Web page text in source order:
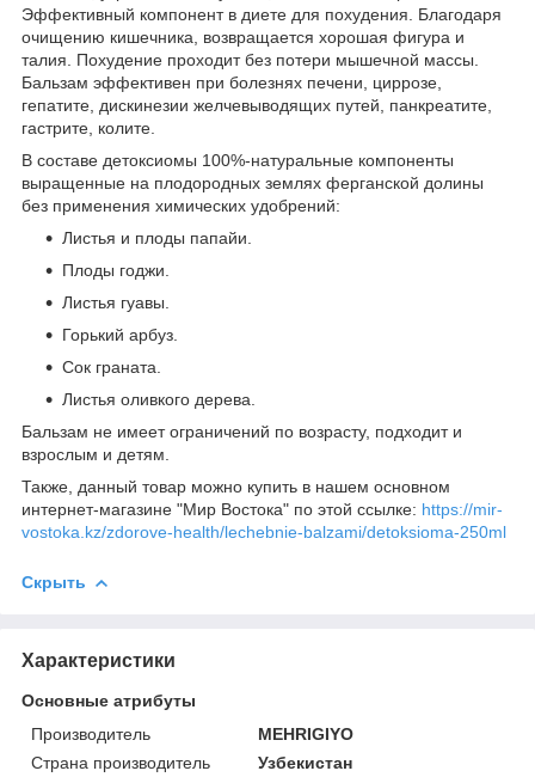
Эффективный компонент в диете для похудения. Благодаря
очищению кишечника, возвращается хорошая фигура и
талия. Похудение проходит без потери мышечной массы.
Бальзам эффективен при болезнях печени, циррозе,
гепатите, дискинезии желчевыводящих путей, панкреатите,
гастрите, колите.
В составе детоксиомы 100%-натуральные компоненты
выращенные на плодородных землях ферганской долины
без применения химических удобрений:
Листья и плоды папайи.
Плоды годжи.
Листья гуавы.
Горький арбуз.
Сок граната.
Листья оливкого дерева.
Бальзам не имеет ограничений по возрасту, подходит и
взрослым и детям.
Также, данный товар можно купить в нашем основном
интернет-магазине "Мир Востока" по этой ссылке: https://mir-
vostoka.kz/zdorove-health/lechebnie-balzami/detoksioma-250ml
Скрыть
Характеристики
Основные атрибуты
Производитель
MEHRIGIYO
Страна производитель
Узбекистан